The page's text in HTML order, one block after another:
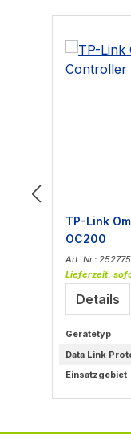
TP-Link
OC200
Art. Nr.: 252775
Lieferzeit:
Details
Gerätetyp
Data Link
Einsatzgebiet